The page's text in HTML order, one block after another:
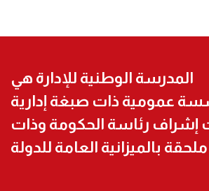
المدرسة الوطنية للإدارة هي
عمومية ذات صبغة إدارية
إشراف رئاسة الحكومة وذات
ملحقة بالميزانية العامة للدولة